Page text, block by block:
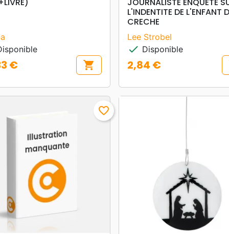
€ shopping_cart
L'INDENTITE DE L'ENFANT
CRECHE
Lee Strobel
check Disponible
Prix
2,84 €
favorite_border